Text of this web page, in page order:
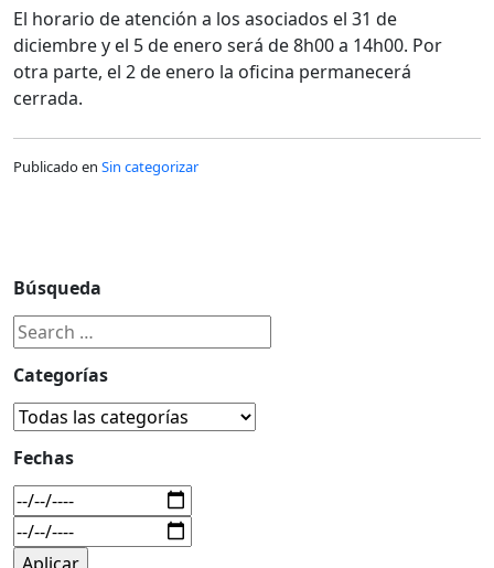
El horario de atención a los asociados el 31 de
diciembre y el 5 de enero será de 8h00 a 14h00. Por
otra parte, el 2 de enero la oficina permanecerá
cerrada.
Publicado en Sin categorizar
Búsqueda
Categorías
Fechas